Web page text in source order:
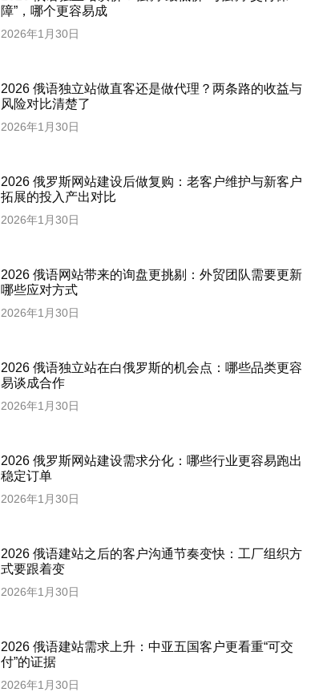
障”，哪个更容易成
2026年1月30日
2026 俄语独立站做直客还是做代理？两条路的收益与
风险对比清楚了
2026年1月30日
2026 俄罗斯网站建设后做复购：老客户维护与新客户
拓展的投入产出对比
2026年1月30日
2026 俄语网站带来的询盘更挑剔：外贸团队需要更新
哪些应对方式
2026年1月30日
2026 俄语独立站在白俄罗斯的机会点：哪些品类更容
易谈成合作
2026年1月30日
2026 俄罗斯网站建设需求分化：哪些行业更容易跑出
稳定订单
2026年1月30日
2026 俄语建站之后的客户沟通节奏变快：工厂组织方
式要跟着变
2026年1月30日
2026 俄语建站需求上升：中亚五国客户更看重“可交
付”的证据
2026年1月30日